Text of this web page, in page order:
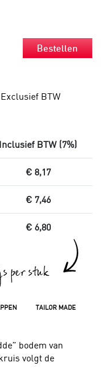
Bestellen
BTW
TAILOR MADE
bodem van
volgt de
Inclusief BTW (7%)
€ 8,17
€ 7,46
€ 6,80
per stuk